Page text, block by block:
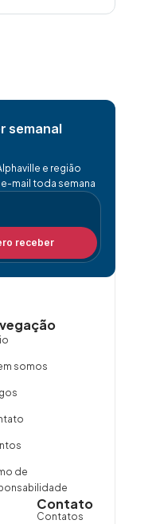
semanal
e região
mail toda semana
receber
somos
de
Contato
Contatos